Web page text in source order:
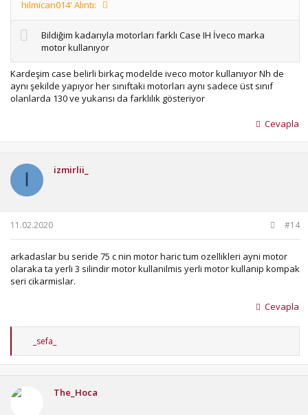
hilmican014' Alıntı:
Bildiğim kadarıyla motorları farklı Case IH İveco marka
motor kullanıyor
Kardeşim case belirli birkaç modelde iveco motor kullanıyor Nh de
aynı şekilde yapıyor her sınıftaki motorları aynı sadece üst sınıf
olanlarda 130 ve yukarısı da farklılık gösteriyor
Cevapla
I izmirlii_
11.02.2020 #14
arkadaslar bu seride 75 c nin motor haric tum ozellikleri ayni motor
olaraka ta yerli 3 silindir motor kullanilmis yerli motor kullanip kompak
seri cikarmislar.
Cevapla
p
_sefa_
The_Hoca